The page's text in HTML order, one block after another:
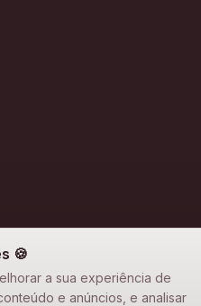
🍪
a sua experiência de
e anúncios, e analisar